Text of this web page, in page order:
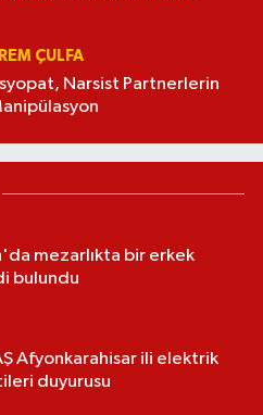
ÇULFA
Narsist Partnerlerin
mezarlıkta bir erkek
bulundu
Afyonkarahisar ili elektrik
duyurusu